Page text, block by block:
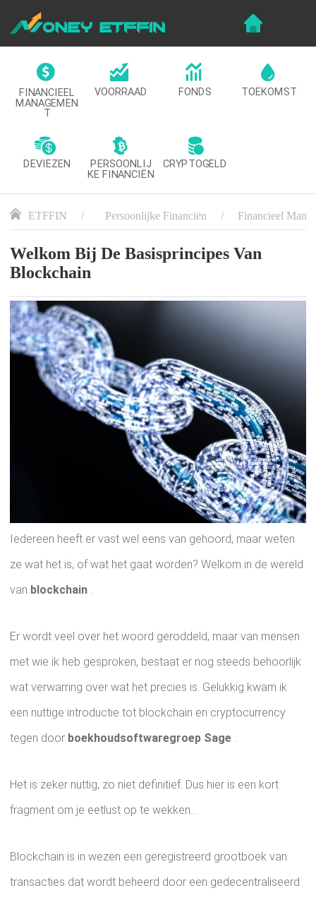
FINANCIEEL
MANAGEMEN
T
VOORRAAD FONDS TOEKOMST
DEVIEZEN PERSOONLIJ
KE FINANCIËN
CRYPTOGELD
ETFFIN Persoonlijke Financiën Financieel
Welkom Bij De Basisprincipes Van
Blockchain
Iedereen heeft er vast wel eens van gehoord, maar weten
ze wat het is, of wat het gaat worden? Welkom in de wereld
van blockchain .
Er wordt veel over het woord geroddeld, maar van mensen
met wie ik heb gesproken, bestaat er nog steeds behoorlijk
wat verwarring over wat het precies is. Gelukkig kwam ik
een nuttige introductie tot blockchain en cryptocurrency
tegen door boekhoudsoftwaregroep Sage .
Het is zeker nuttig, zo niet definitief. Dus hier is een kort
fragment om je eetlust op te wekken...
Blockchain is in wezen een geregistreerd grootboek van
transacties dat wordt beheerd door een gedecentraliseerd